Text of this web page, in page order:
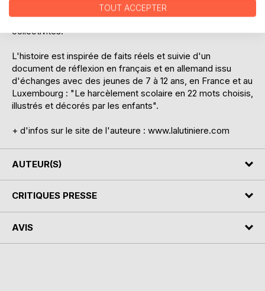
Un jeu en ligne est également disponible pour les
collectivités.
L'histoire est inspirée de faits réels et suivie d'un
document de réflexion en français et en allemand issu
d'échanges avec des jeunes de 7 à 12 ans, en France et au
Luxembourg : "Le harcèlement scolaire en 22 mots choisis,
illustrés et décorés par les enfants".
+ d'infos sur le site de l'auteure : www.lalutiniere.com
AUTEUR(S)
CRITIQUES PRESSE
AVIS
TOUT ACCEPTER